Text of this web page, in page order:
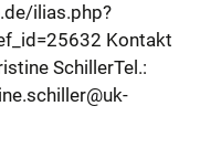
ilias.php?
Kontakt
SchillerTel.: